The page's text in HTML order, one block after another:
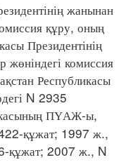
жанынан
құру, оның
Президентінің
жөніндегі комиссия
Республикасы
N 2935
ПҮАЖ-ы,
құжат; 1997 ж.,
құжат; 2007 ж., N